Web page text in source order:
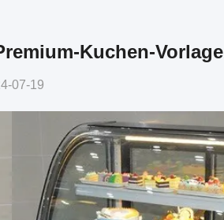
Kuchen-Vorlage
07-19